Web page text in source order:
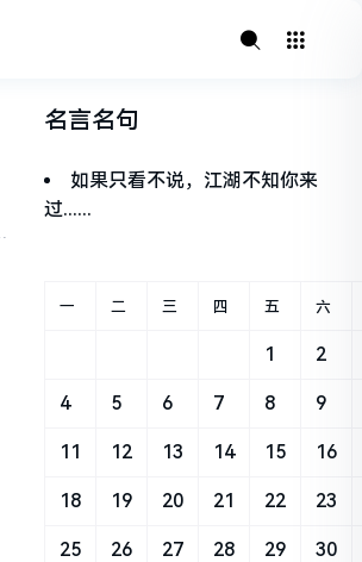
名言名句
如果只看不说，江湖不知你来
过......
一 二 三 四 五 六
1 2
4 5 6 7 8 9
11 12 13 14 15 16
18 19 20 21 22 23
25 26 27 28 29 30